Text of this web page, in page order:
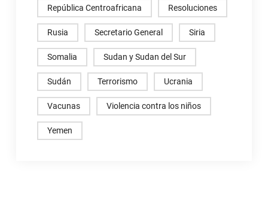
República Centroafricana Resoluciones
Rusia Secretario General Siria
Somalia Sudan y Sudan del Sur
Sudán Terrorismo Ucrania
Vacunas Violencia contra los niños
Yemen